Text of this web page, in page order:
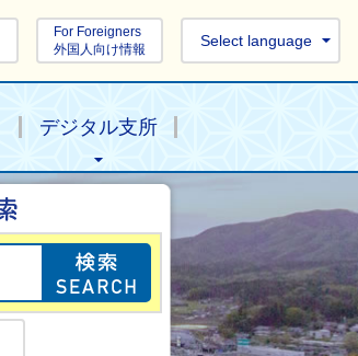
For Foreigners
外国人向け情報
Select language
デジタル支所
目的の情報を探